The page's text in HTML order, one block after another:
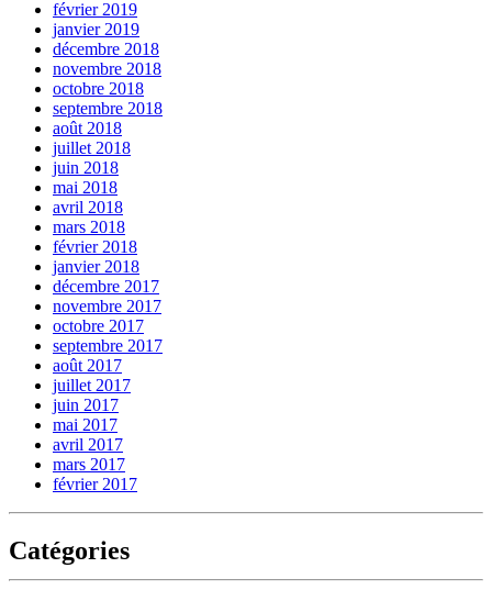
février 2019
janvier 2019
décembre 2018
novembre 2018
octobre 2018
septembre 2018
août 2018
juillet 2018
juin 2018
mai 2018
avril 2018
mars 2018
février 2018
janvier 2018
décembre 2017
novembre 2017
octobre 2017
septembre 2017
août 2017
juillet 2017
juin 2017
mai 2017
avril 2017
mars 2017
février 2017
Catégories